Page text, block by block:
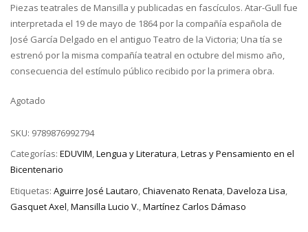
Piezas teatrales de Mansilla y publicadas en fascículos. Atar-Gull fue
interpretada el 19 de mayo de 1864 por la compañía española de
José García Delgado en el antiguo Teatro de la Victoria; Una tía se
estrenó por la misma compañía teatral en octubre del mismo año,
consecuencia del estímulo público recibido por la primera obra.
Agotado
SKU: 9789876992794
Categorías: EDUVIM,Lengua y Literatura,Letras y Pensamiento en el
Bicentenario
Etiquetas: Aguirre José Lautaro,Chiavenato Renata,Daveloza Lisa,
Gasquet Axel,Mansilla Lucio V.,Martínez Carlos Dámaso